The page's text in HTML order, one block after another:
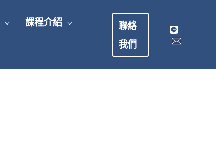
課程介紹
聯絡
我們